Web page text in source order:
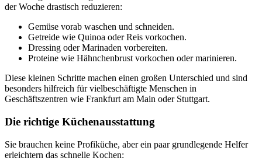
der Woche drastisch reduzieren:
Gemüse vorab waschen und schneiden.
Getreide wie Quinoa oder Reis vorkochen.
Dressing oder Marinaden vorbereiten.
Proteine wie Hähnchenbrust vorkochen oder marinieren.
Diese kleinen Schritte machen einen großen Unterschied und sind
besonders hilfreich für vielbeschäftigte Menschen in
Geschäftszentren wie Frankfurt am Main oder Stuttgart.
Die richtige Küchenausstattung
Sie brauchen keine Profiküche, aber ein paar grundlegende Helfer
erleichtern das schnelle Kochen: